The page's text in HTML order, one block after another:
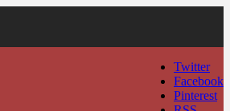
Twitter
Facebook
Pinterest